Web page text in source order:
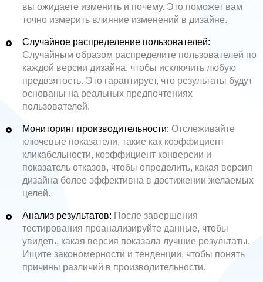
вы ожидаете изменить и почему. Это поможет вам
точно измерить влияние изменений в дизайне.
Случайное распределение пользователей:
Случайным образом распределите пользователей по
каждой версии дизайна, чтобы исключить любую
предвзятость. Это гарантирует, что результаты будут
основаны на реальных предпочтениях
пользователей.
Мониторинг производительности: Отслеживайте
ключевые показатели, такие как коэффициент
кликабельности, коэффициент конверсии и
показатель отказов, чтобы определить, какая версия
дизайна более эффективна в достижении желаемых
целей.
Анализ результатов: После завершения
тестирования проанализируйте данные, чтобы
увидеть, какая версия показала лучшие результаты.
Ищите закономерности и тенденции, чтобы понять
причины различий в производительности.